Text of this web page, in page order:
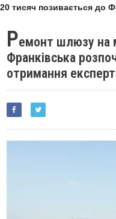
позивається до
Ремонт шлюзу на
Франківська
отримання